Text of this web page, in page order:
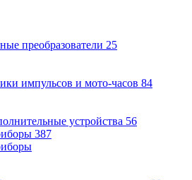
преобразователи 25
импульсов и мото-часов 84
устройства 56
387